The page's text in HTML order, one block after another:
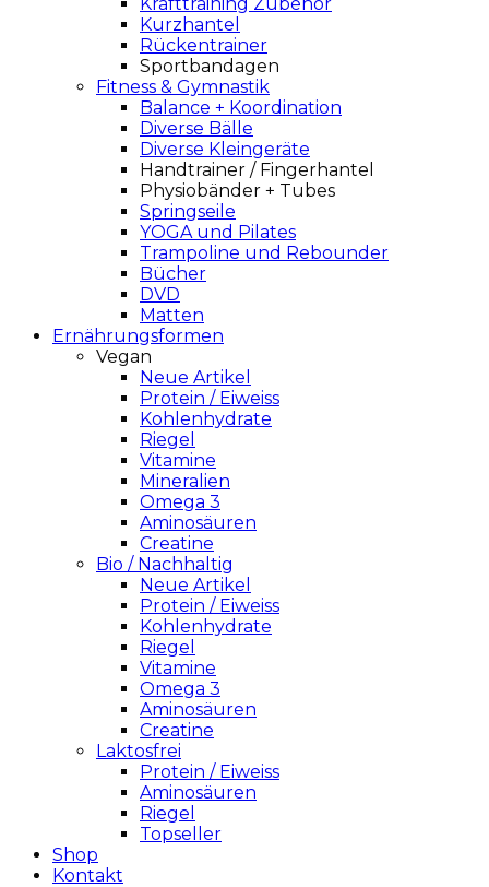
Kurzhantel
Rückentrainer
Sportbandagen
Fitness & Gymnastik
Balance + Koordination
Diverse Bälle
Diverse Kleingeräte
Handtrainer / Fingerhantel
Physiobänder + Tubes
Springseile
YOGA und Pilates
Trampoline und Rebounder
Bücher
DVD
Matten
Ernährungsformen
Vegan
Neue Artikel
Protein / Eiweiss
Kohlenhydrate
Riegel
Vitamine
Mineralien
Omega 3
Aminosäuren
Creatine
Bio / Nachhaltig
Neue Artikel
Protein / Eiweiss
Kohlenhydrate
Riegel
Vitamine
Omega 3
Aminosäuren
Creatine
Laktosfrei
Protein / Eiweiss
Aminosäuren
Riegel
Topseller
Shop
Kontakt